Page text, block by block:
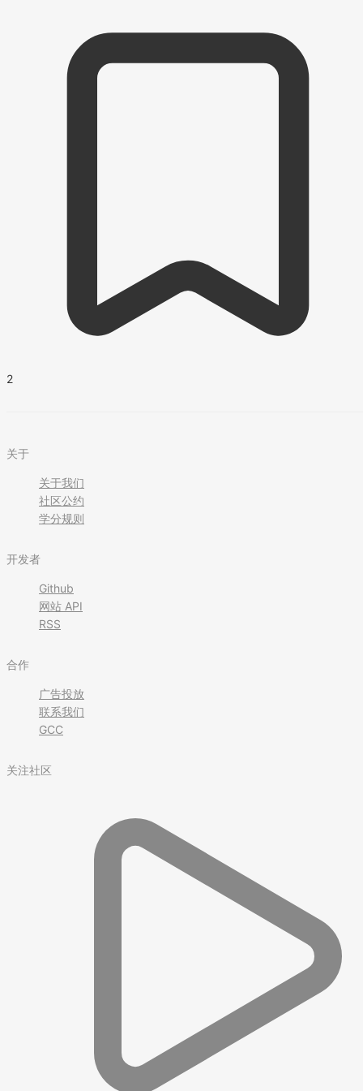
2
关于
关于我们
社区公约
学分规则
开发者
Github
网站 API
RSS
合作
广告投放
联系我们
GCC
关注社区